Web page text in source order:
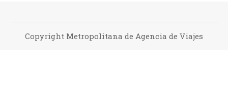
Copyright Metropolitana de Agencia de Viajes